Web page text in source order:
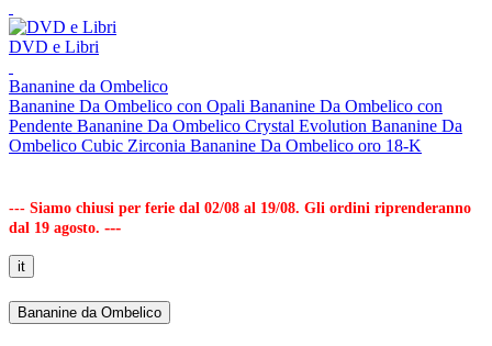
DVD e Libri
Bananine da Ombelico
Bananine Da Ombelico con Opali Bananine Da Ombelico con
Pendente Bananine Da Ombelico Crystal Evolution Bananine Da
Ombelico Cubic Zirconia Bananine Da Ombelico oro 18-K
--- Siamo chiusi per ferie dal 02/08 al 19/08. Gli ordini riprenderanno
dal 19 agosto. ---
it
Bananine da Ombelico